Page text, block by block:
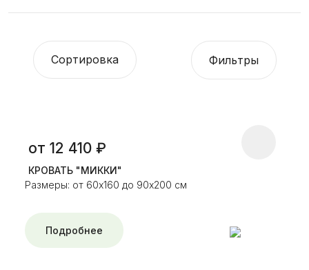
Сортировка Фильтры
от 12 410 ₽
КРОВАТЬ "МИККИ"
Размеры: от 60х160 до 90х200 см
Подробнее